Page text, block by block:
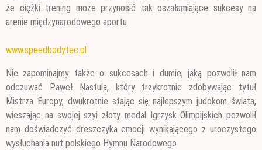
że ciężki trening może przynosić tak oszałamiające sukcesy na
arenie międzynarodowego sportu.
www.speedbodytec.pl
Nie zapominajmy także o sukcesach i dumie, jaką pozwolił nam
odczuwać Paweł Nastula, który trzykrotnie zdobywając tytuł
Mistrza Europy, dwukrotnie stając się najlepszym judokom świata,
wieszając na swojej szyi złoty medal Igrzysk Olimpijskich pozwolił
nam doświadczyć dreszczyka emocji wynikającego z uroczystego
wysłuchania nut polskiego Hymnu Narodowego.